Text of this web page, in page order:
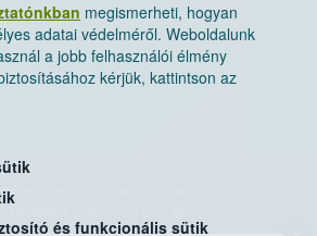
megismerheti, hogyan
adatai védelméről. Weboldalunk
a jobb felhasználói élmény
kérjük, kattintson az
és funkcionális sütik
Élelmiszerlánc-biztonsági Hivatal
cím: 1525 Budapest. Pf. 30.